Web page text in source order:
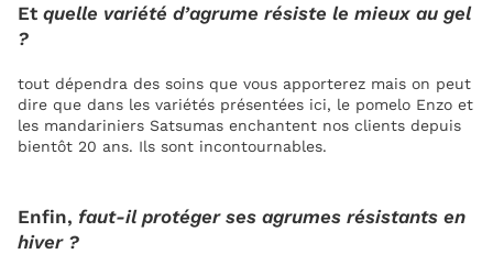
Et quelle variété d’agrume résiste le mieux au gel
?
tout dépendra des soins que vous apporterez mais on peut
dire que dans les variétés présentées ici, le pomelo Enzo et
les mandariniers Satsumas enchantent nos clients depuis
bientôt 20 ans. Ils sont incontournables.
Enfin, faut-il protéger ses agrumes résistants en
hiver ?